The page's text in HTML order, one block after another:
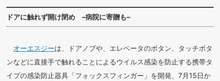
ドアに触れず開け閉め –病院に寄贈も–
オーエスジーは、ドアノブや、エレベータのボタン、タッチボタ
ンなどに直接手で触れることによるウイルス感染を防止する携帯タ
イプの感染防止器具「フォックスフィンガー」を開発、7月15日か